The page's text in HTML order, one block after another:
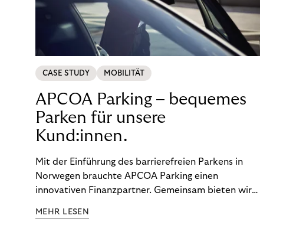
CASE STUDY MOBILITÄT
APCOA Parking – bequemes
Parken für unsere
Kund:innen.
Mit der Einführung des barrierefreien Parkens in
Norwegen brauchte APCOA Parking einen
innovativen Finanzpartner. Gemeinsam bieten wir
Erlebnis.
MEHR LESEN